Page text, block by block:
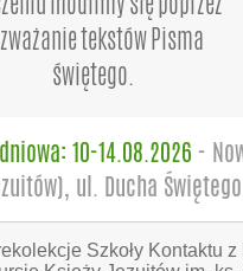
tekstów Pisma
świętego.
10-14.08.2026 -
ul. Ducha
Szkoły Kontaktu